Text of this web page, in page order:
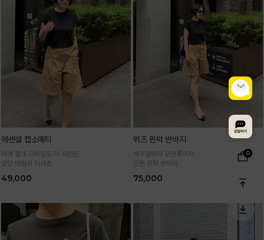
0
에센셜 캡소매티
어깨 절개 디테일로 더 세련된
모던 데일리 티셔츠
49,000
위즈 핀턱 반바지
캐주얼부터 모던룩까지
코튼 핀턱 반바지
75,000